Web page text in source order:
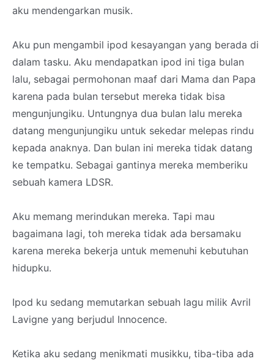
aku mendengarkan musik.
Aku pun mengambil ipod kesayangan yang berada di
dalam tasku. Aku mendapatkan ipod ini tiga bulan
lalu, sebagai permohonan maaf dari Mama dan Papa
karena pada bulan tersebut mereka tidak bisa
mengunjungiku. Untungnya dua bulan lalu mereka
datang mengunjungiku untuk sekedar melepas rindu
kepada anaknya. Dan bulan ini mereka tidak datang
ke tempatku. Sebagai gantinya mereka memberiku
sebuah kamera LDSR.
Aku memang merindukan mereka. Tapi mau
bagaimana lagi, toh mereka tidak ada bersamaku
karena mereka bekerja untuk memenuhi kebutuhan
hidupku.
Ipod ku sedang memutarkan sebuah lagu milik Avril
Lavigne yang berjudul Innocence.
Ketika aku sedang menikmati musikku, tiba-tiba ada